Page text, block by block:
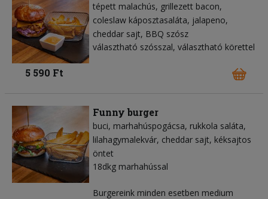
tépett malachús grillezett bacon
coleslaw káposztasaláta jalapeno
cheddar sajt BBQ szósz
választható szósszal, választható körettel
5 590 Ft
Funny burger
buci marhahúspogácsa rukkola saláta
lilahagymalekvár cheddar sajt kéksajtos
öntet
18dkg marhahússal
Burgereink minden esetben medium